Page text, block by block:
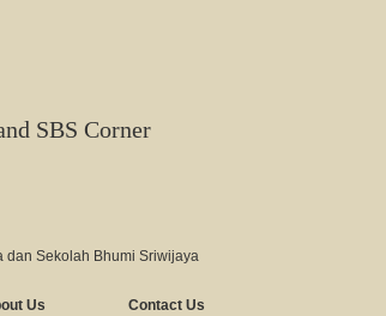
SBS Corner
dan Sekolah Bhumi Sriwijaya
Us Contact Us